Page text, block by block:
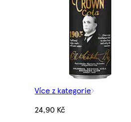
Více z kategorie
24,90 Kč